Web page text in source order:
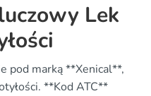
Lek
pod marką **Xenical**,
**Kod ATC**